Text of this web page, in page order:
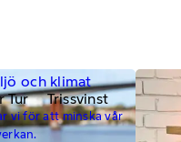
och klimat
vi för att minska vår
Tur Trissvinst